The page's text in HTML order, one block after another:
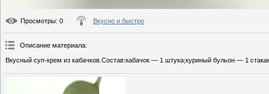
Просмотры: 0 Вкусно и быстро
Описание материала:
Вкусный суп-крем из кабачков.Состав:кабачок — 1 штука;куриный бульон — 1